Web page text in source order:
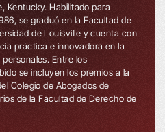
Kentucky. Habilitado para
se graduó en la Facultad de
de Louisville y cuenta con
práctica e innovadora en la
Entre los
se incluyen los premios a la
Colegio de Abogados de
de la Facultad de Derecho de